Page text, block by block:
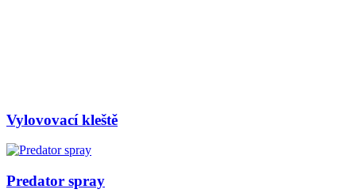
Vylovovací kleště
Predator spray